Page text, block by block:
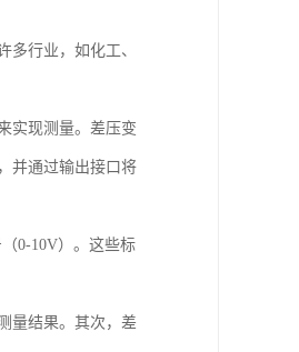
行业，如化工、
实现测量。差压变
并通过输出接口将
0-10V）。这些标
量结果。其次，差